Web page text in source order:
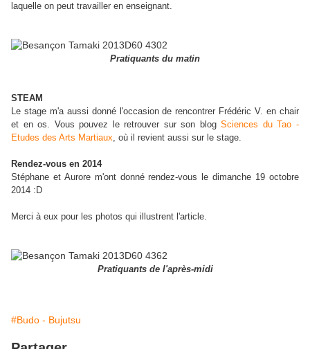
laquelle on peut travailler en enseignant.
Pratiquants du matin
STEAM
Le stage m'a aussi donné l'occasion de rencontrer Frédéric V. en chair
et en os. Vous pouvez le retrouver sur son blogSciences du Tao -
Etudes des Arts Martiaux, où il revient aussi sur le stage.
Rendez-vous en 2014
Stéphane et Aurore m'ont donné rendez-vous le dimanche 19 octobre
2014 :D
Merci à eux pour les photos qui illustrent l'article.
Pratiquants de l'après-midi
#Budo - Bujutsu